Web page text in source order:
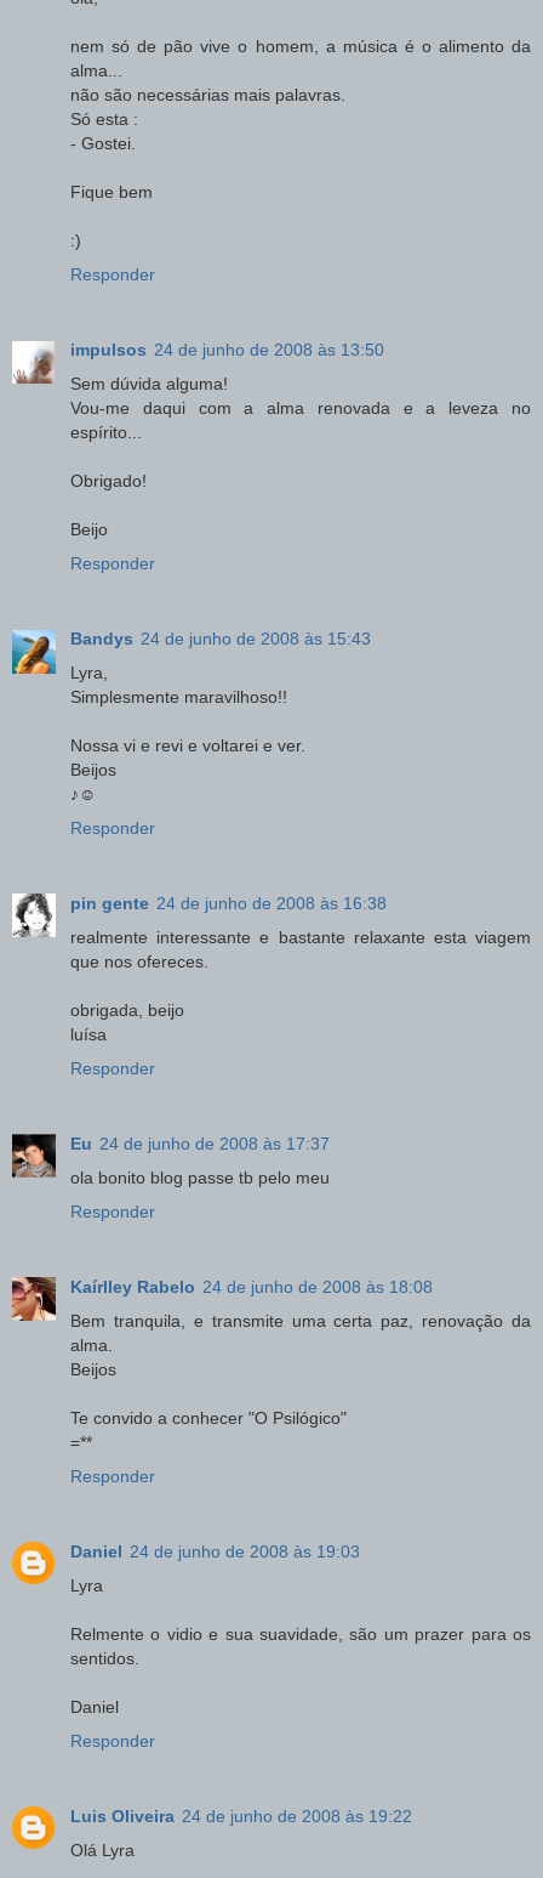
nem só de pão vive o homem, a música é o alimento da
alma...
não são necessárias mais palavras.
Só esta :
- Gostei.
Fique bem
:)
Responder
impulsos 24 de junho de 2008 às 13:50
Sem dúvida alguma!
Vou-me daqui com a alma renovada e a leveza no
espírito...
Obrigado!
Beijo
Responder
Bandys 24 de junho de 2008 às 15:43
Lyra,
Simplesmente maravilhoso!!
Nossa vi e revi e voltarei e ver.
Beijos
♪☺
Responder
pin gente 24 de junho de 2008 às 16:38
realmente interessante e bastante relaxante esta viagem
que nos ofereces.
obrigada, beijo
luísa
Responder
Eu 24 de junho de 2008 às 17:37
ola bonito blog passe tb pelo meu
Responder
Kaírlley Rabelo 24 de junho de 2008 às 18:08
Bem tranquila, e transmite uma certa paz, renovação da
alma.
Beijos
Te convido a conhecer "O Psilógico"
=**
Responder
Daniel 24 de junho de 2008 às 19:03
Lyra
Relmente o vidio e sua suavidade, são um prazer para os
sentidos.
Daniel
Responder
Luis Oliveira 24 de junho de 2008 às 19:22
Olá Lyra